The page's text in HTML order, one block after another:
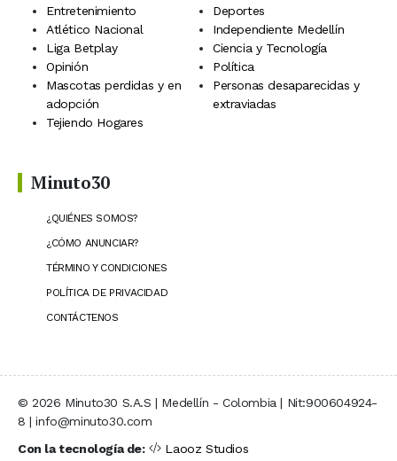
Entretenimiento
Deportes
Atlético Nacional
Independiente Medellín
Liga Betplay
Ciencia y Tecnología
Opinión
Política
Mascotas perdidas y en
adopción
Personas desaparecidas y
extraviadas
Tejiendo Hogares
Minuto30
¿QUIÉNES SOMOS?
¿CÓMO ANUNCIAR?
TÉRMINO Y CONDICIONES
POLÍTICA DE PRIVACIDAD
CONTÁCTENOS
© 2026 Minuto30 S.A.S | Medellín - Colombia | Nit:900604924-
8 | info@minuto30.com
Con la tecnología de:
Laooz Studios